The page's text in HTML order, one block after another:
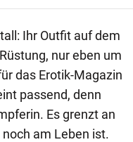
Ihr Outfit auf dem
nur eben um
das Erotik-Magazin
passend, denn
Es grenzt an
am Leben ist.